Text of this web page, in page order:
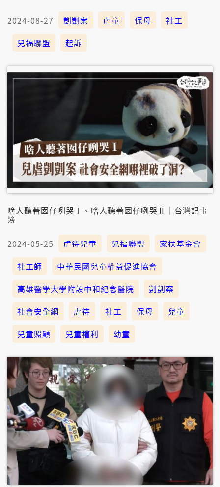
2024-08-27 剴剴案 虐童 保母
社工
兒福聯盟
起訴
啥人聽著囡仔咧哭Ⅰ、啥人聽著囡仔咧哭Ⅱ｜台灣記事
簿
2024-05-25 虐待兒童 兒福聯盟
家扶基金會
社工師
中華民國兒童權益促進協會
高雄醫學大學附設中和紀念醫院
剴剴案
社會安全網
虐待 社工 保母
兒童
兒童照顧
兒童權利 幼童